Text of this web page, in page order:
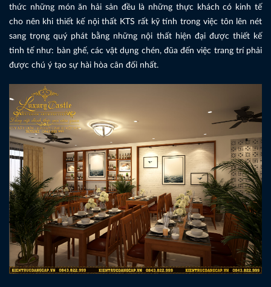
thức những món ăn hải sản đều là những thực khách có kinh tế
cho nên khi thiết kế nội thất KTS rất kỹ tính trong việc tôn lên nét
sang trọng quý phát bằng những nội thất hiện đại được thiết kế
tinh tế như: bàn ghế, các vật dụng chén, đũa đến việc trang trí phải
được chú ý tạo sự hài hòa cân đối nhất.